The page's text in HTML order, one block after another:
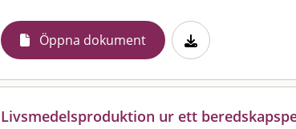
Öppna dokument
Livsmedelsproduktion ur ett